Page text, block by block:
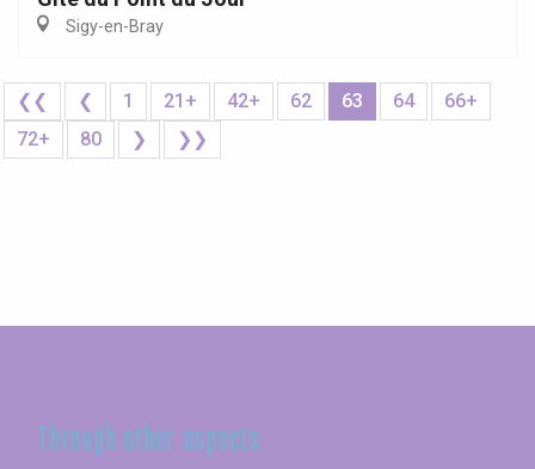
Sigy-en-Bray
❮❮ ❮ 1 21+ 42+ 62 63 64
66+
72+
80 ❯ ❯❯
Through other aspects